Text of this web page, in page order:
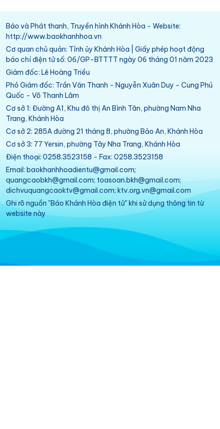
Báo và Phát thanh, Truyền hình Khánh Hòa - Website:
http://www.baokhanhhoa.vn
Cơ quan chủ quản: Tỉnh ủy Khánh Hòa | Giấy phép hoạt động
báo chí điện tử số: 06/GP-BTTTT ngày 06 tháng 01 năm 2023
Giám đốc: Lê Hoàng Triều
Phó Giám đốc: Trần Văn Thanh - Nguyễn Xuân Duy - Cung Phú
Quốc - Võ Thanh Lâm
Cơ sở 1: Đường A1, Khu đô thị An Bình Tân, phường Nam Nha
Trang, Khánh Hòa
Cơ sở 2: 285A đường 21 tháng 8, phường Bảo An, Khánh Hòa
Cơ sở 3: 77 Yersin, phường Tây Nha Trang, Khánh Hòa
Điện thoại: 0258.3523158 - Fax: 0258.3523158
Email: baokhanhhoadientu@gmail.com;
quangcaobkh@gmail.com; toasoan.bkh@gmail.com;
dichvuquangcaoktv@gmail.com; ktv.org.vn@gmail.com
Ghi rõ nguồn "Báo Khánh Hòa điện tử" khi sử dụng thông tin từ
website này